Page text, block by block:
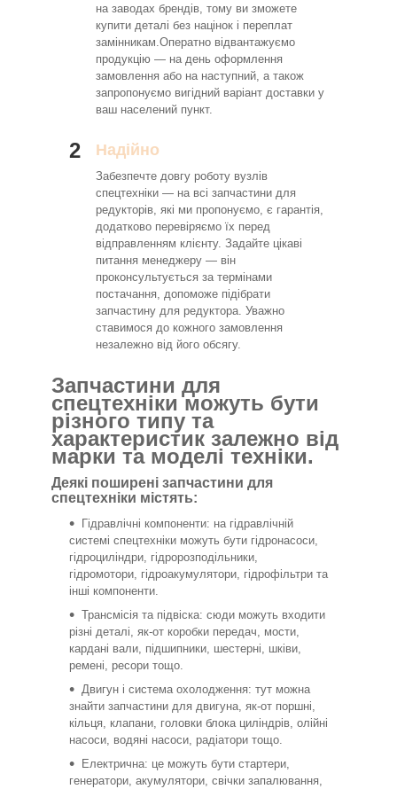
на заводах брендів, тому ви зможете
купити деталі без націнок і переплат
замінникам.Оператно відвантажуємо
продукцію — на день оформлення
замовлення або на наступний, а також
запропонуємо вигідний варіант доставки у
ваш населений пункт.
2 Надійно
Забезпечте довгу роботу вузлів
спецтехніки — на всі запчастини для
редукторів, які ми пропонуємо, є гарантія,
додатково перевіряємо їх перед
відправленням клієнту. Задайте цікаві
питання менеджеру — він
проконсультується за термінами
постачання, допоможе підібрати
запчастину для редуктора. Уважно
ставимося до кожного замовлення
незалежно від його обсягу.
Запчастини для
спецтехніки можуть бути
різного типу та
характеристик залежно від
марки та моделі техніки.
Деякі поширені запчастини для
спецтехніки містять:
Гідравлічні компоненти: на гідравлічній
системі спецтехніки можуть бути гідронасоси,
гідроциліндри, гідророзподільники,
гідромотори, гідроакумулятори, гідрофільтри та
інші компоненти.
Трансмісія та підвіска: сюди можуть входити
різні деталі, як-от коробки передач, мости,
кардані вали, підшипники, шестерні, шківи,
ремені, ресори тощо.
Двигун і система охолодження: тут можна
знайти запчастини для двигуна, як-от поршні,
кільця, клапани, головки блока циліндрів, олійні
насоси, водяні насоси, радіатори тощо.
Електрична: це можуть бути стартери,
генератори, акумулятори, свічки запалювання,